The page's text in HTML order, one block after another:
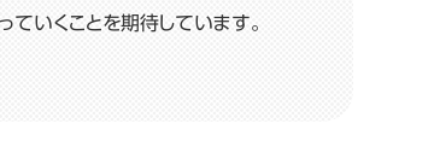
いくことを期待しています。